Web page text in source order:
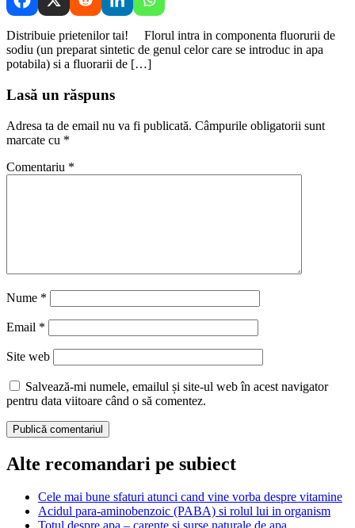
Distribuie prietenilor tai! Florul intra in componenta fluorurii de
sodiu (un preparat sintetic de genul celor care se introduc in apa
potabila) si a fluorarii de […]
Lasă un răspuns
Adresa ta de email nu va fi publicată. Câmpurile obligatorii sunt
marcate cu *
Comentariu *
Nume *
Email *
Site web
Salvează-mi numele, emailul și site-ul web în acest navigator
pentru data viitoare când o să comentez.
Alte recomandari pe subiect
Cele mai bune sfaturi atunci cand vine vorba despre vitamine
Acidul para-aminobenzoic (PABA) si rolul lui in organism